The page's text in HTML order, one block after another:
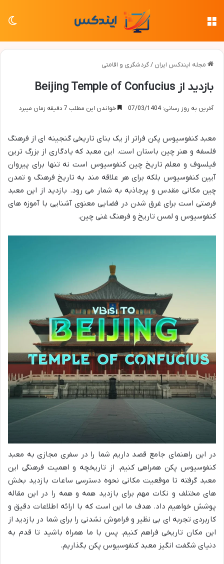
مجله ایندکس ایران /گردشگری و اقامتی
بازدید از Beijing Temple of Confucius
آخرین به روز رسانی: 07/03/1404 خواندن این مطلب 7 دقیقه زمان میبرد
معبد کنفوسیوس پکن فراتر از یک بنای تاریخی گنجینه ای از فرهنگ
فلسفه و هنر چین باستان است. این معبد که یادگاری از بزرگ ترین
فیلسوف و معلم تاریخ چین کنفوسیوس است نه تنها برای پیروان
آیین کنفوسیوس بلکه برای هر علاقه مند به تاریخ فرهنگ و تمدن
چین مکانی مقدس و پرجاذبه به شمار می رود. بازدید از این معبد
فرصتی است برای غرق شدن در فضایی معنوی آشنایی با آموزه های
کنفوسیوس و لمس تاریخ و فرهنگ غنی چین.
در این راهنمای جامع قصد داریم شما را در سفری مجازی به معبد
کنفوسیوس پکن همراهی کنیم. از تاریخچه و اهمیت فرهنگی این
معبد گرفته تا موقعیت مکانی نحوه دسترسی ساعات بازدید بخش
های مختلف و نکات مهم برای بازدید همه و همه را در این مقاله
پوشش خواهیم داد. هدف ما این است که با ارائه اطلاعات دقیق و
کاربردی تجربه ای بی نظیر و فراموش نشدنی را برای شما در بازدید از
این مکان تاریخی فراهم کنیم. پس با ما همراه باشید تا قدم به
دنیای شگفت انگیز معبد کنفوسیوس پکن بگذاریم.